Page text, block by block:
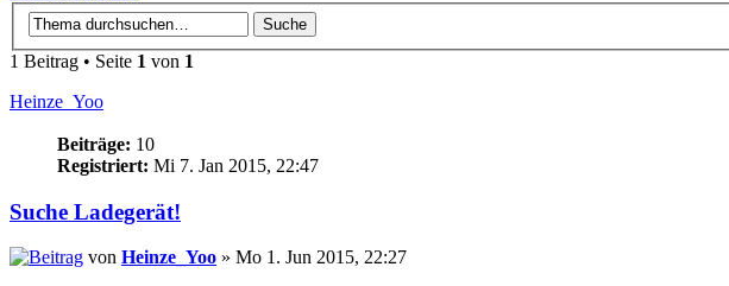
1 Beitrag • Seite 1 von 1
Heinze_Yoo
Beiträge: 10
Registriert: Mi 7. Jan 2015, 22:47
Suche Ladegerät!
von Heinze_Yoo » Mo 1. Jun 2015, 22:27